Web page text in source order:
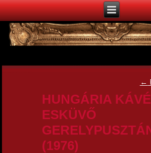
←
HUNGÁRIA
ESKÜVŐ
(1976)